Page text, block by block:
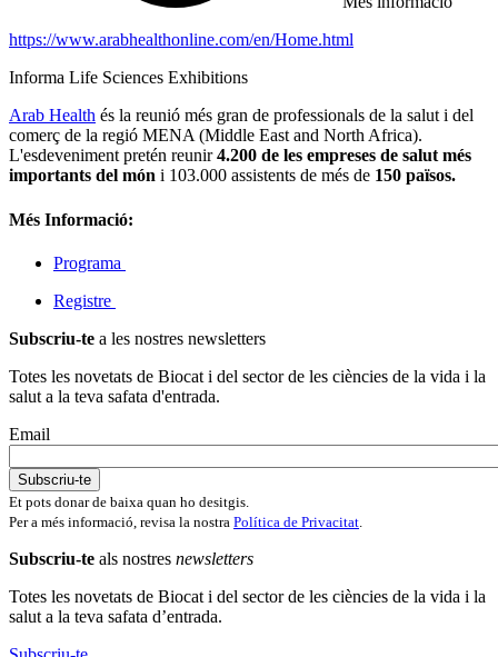
https://www.arabhealthonline.com/en/Home.html
Informa Life Sciences Exhibitions
Arab Health és la reunió més gran de professionals de la salut i del
comerç de la regió MENA (Middle East and North Africa).
L'esdeveniment pretén reunir4.200 de les empreses de salut més
importants del món i 103.000 assistents de més de 150 països.
Més Informació:
Programa
Registre
Subscriu-te a les nostres newsletters
Totes les novetats de Biocat i del sector de les ciències de la vida i la
salut a la teva safata d'entrada.
Email
Et pots donar de baixa quan ho desitgis.
Per a més informació, revisa la nostra Política de Privacitat
Subscriu-te als nostres newsletters
Totes les novetats de Biocat i del sector de les ciències de la vida i la
salut a la teva safata d’entrada.